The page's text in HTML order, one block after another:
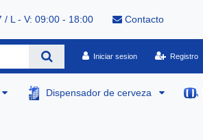
/ L - V: 09:00 - 18:00 Contacto
Iniciar sesion Registro
Dispensador de cerveza